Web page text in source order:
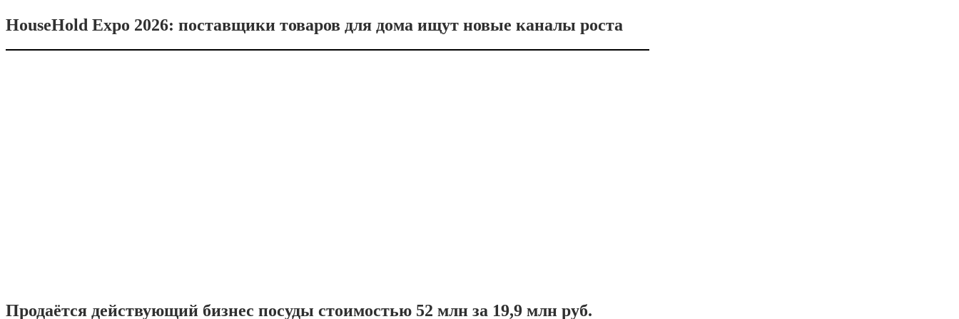
HouseHold Expo 2026: поставщики товаров для дома ищут новые каналы роста
Продаётся действующий бизнес посуды стоимостью 52 млн за 19,9 млн руб.